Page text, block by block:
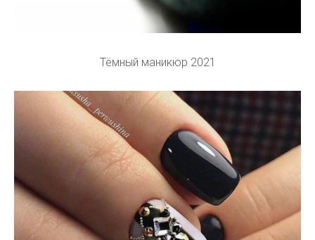
Тёмный маникюр 2021